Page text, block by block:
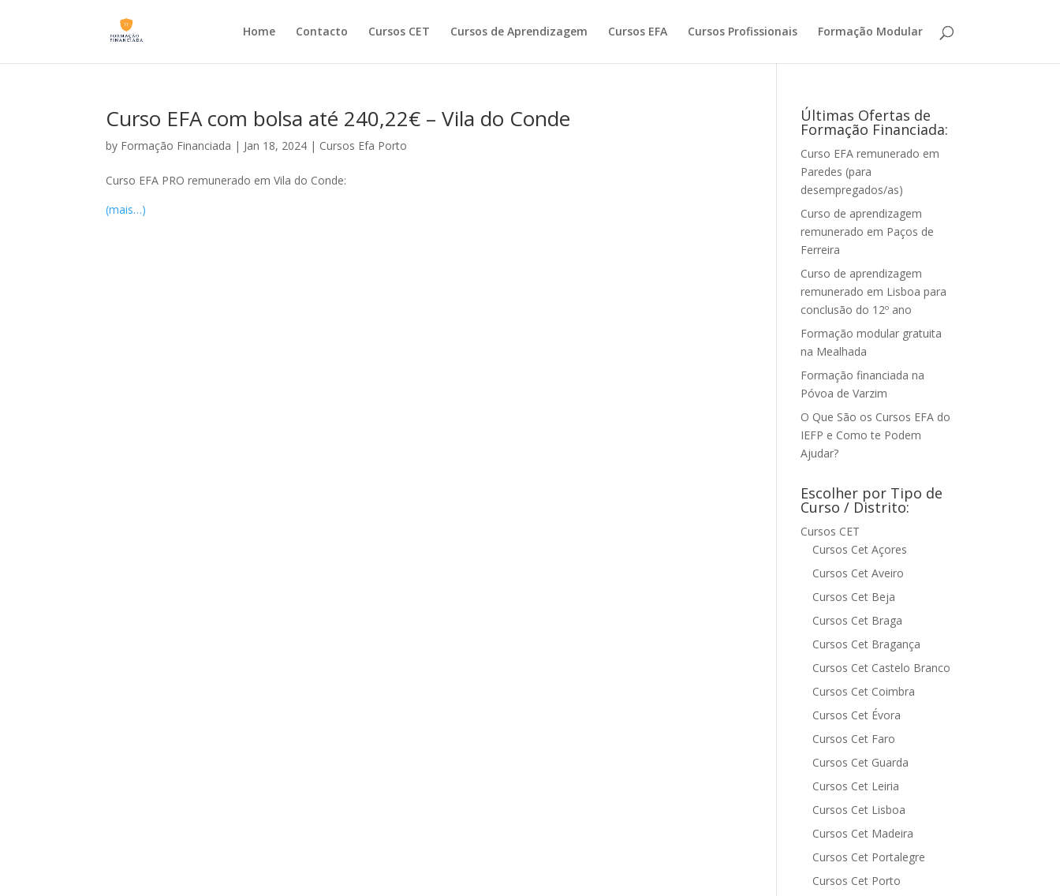
Home Contacto Cursos CET Cursos de Aprendizagem Cursos EFA Cursos Profissionais Formação Modular
Curso EFA com bolsa até 240,22€ – Vila do Conde
by Formação Financiada | Jan 18, 2024 | Cursos Efa Porto
Curso EFA PRO remunerado em Vila do Conde:
(mais…)
Últimas Ofertas de
Formação Financiada:
Curso EFA remunerado em
Paredes (para
desempregados/as)
Curso de aprendizagem
remunerado em Paços de
Ferreira
Curso de aprendizagem
remunerado em Lisboa para
conclusão do 12º ano
Formação modular gratuita
na Mealhada
Formação financiada na
Póvoa de Varzim
O Que São os Cursos EFA do
IEFP e Como te Podem
Ajudar?
Escolher por Tipo de
Curso / Distrito:
Cursos CET
Cursos Cet Açores
Cursos Cet Aveiro
Cursos Cet Beja
Cursos Cet Braga
Cursos Cet Bragança
Cursos Cet Castelo Branco
Cursos Cet Coimbra
Cursos Cet Évora
Cursos Cet Faro
Cursos Cet Guarda
Cursos Cet Leiria
Cursos Cet Lisboa
Cursos Cet Madeira
Cursos Cet Portalegre
Cursos Cet Porto